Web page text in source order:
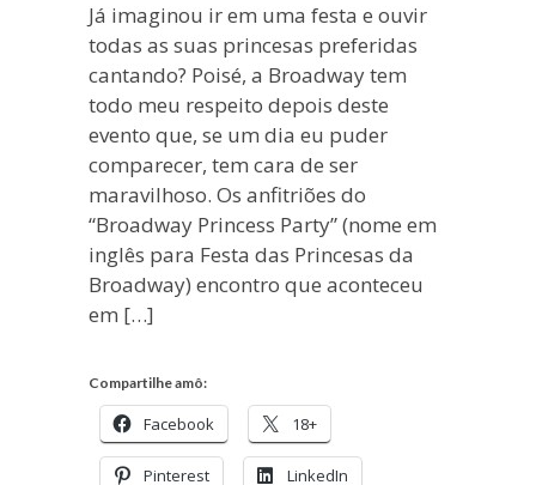
Já imaginou ir em uma festa e ouvir
todas as suas princesas preferidas
cantando? Poisé, a Broadway tem
todo meu respeito depois deste
evento que, se um dia eu puder
comparecer, tem cara de ser
maravilhoso. Os anfitriões do
“Broadway Princess Party” (nome em
inglês para Festa das Princesas da
Broadway) encontro que aconteceu
em […]
Compartilhe amô:
Facebook 18+
Pinterest LinkedIn